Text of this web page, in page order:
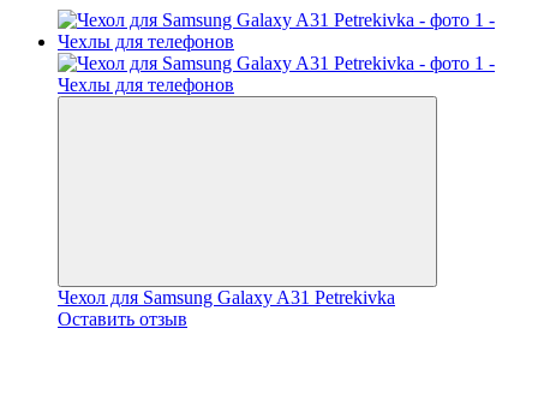
Чехол для Samsung Galaxy A31 Petrekivka
Оставить отзыв